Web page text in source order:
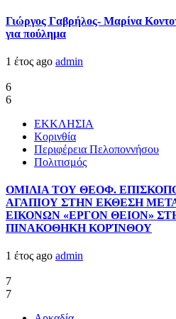
Γιώργος Γαβρήλος- Μαρίνα
για πούλημα
1 έτος ago admin
6
6
ΕΚΚΛΗΣΙΑ
Κορινθία
Περιφέρεια Πελοποννήσου
Πολιτισμός
ΟΜΙΛΙΑ ΤΟΥ ΘΕΟΦ.
ΑΓΑΠΙΟΥ ΣΤΗΝ ΕΚΘΕΣΗ
ΕΙΚΟΝΩΝ «ΕΡΓΟΝ ΘΕΙΟΝ»
ΠΙΝΑΚΟΘΗΚΗ ΚΟΡΊΝΘΟΥ
1 έτος ago admin
7
7